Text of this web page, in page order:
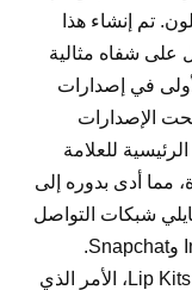
تم إنشاء هذا
على شفاه مثالية
في إصدارات
الإصدارات
للعلامة
مما أدى بدوره إلى
شبكات التواصل
الاجتماعي بشكل نشط، وخاصة Instagram وSnapchat.
وشاركت صوراً وفيديوهات تظهر استخدام Lip Kits، الأمر الذي